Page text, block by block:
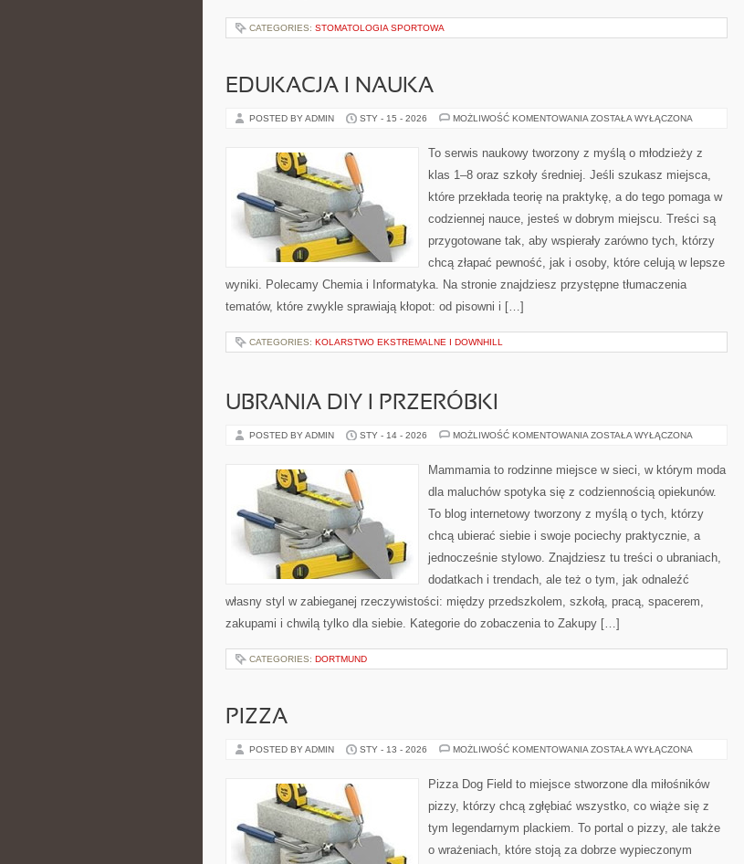
CATEGORIES: STOMATOLOGIA SPORTOWA
EDUKACJA I NAUKA
POSTED BY ADMIN STY - 15 - 2026 MOŻLIWOŚĆ KOMENTOWANIA EDUKACJA
ZOSTAŁA WYŁĄCZONA
To serwis naukowy tworzony z myślą o młodzieży z
klas 1–8 oraz szkoły średniej. Jeśli szukasz miejsca,
które przekłada teorię na praktykę, a do tego pomaga w
codziennej nauce, jesteś w dobrym miejscu. Treści są
przygotowane tak, aby wspierały zarówno tych, którzy
chcą złapać pewność, jak i osoby, które celują w lepsze
wyniki. Polecamy Chemia i Informatyka. Na stronie znajdziesz przystępne tłumaczenia
tematów, które zwykle sprawiają kłopot: od pisowni i […]
CATEGORIES: KOLARSTWO EKSTREMALNE I DOWNHILL
UBRANIA DIY I PRZERÓBKI
POSTED BY ADMIN STY - 14 - 2026 MOŻLIWOŚĆ KOMENTOWANIA UBRANIA
PRZERÓBKI
ZOSTAŁA WYŁĄCZONA
Mammamia to rodzinne miejsce w sieci, w którym moda
dla maluchów spotyka się z codziennością opiekunów.
To blog internetowy tworzony z myślą o tych, którzy
chcą ubierać siebie i swoje pociechy praktycznie, a
jednocześnie stylowo. Znajdziesz tu treści o ubraniach,
dodatkach i trendach, ale też o tym, jak odnaleźć
własny styl w zabieganej rzeczywistości: między przedszkolem, szkołą, pracą, spacerem,
zakupami i chwilą tylko dla siebie. Kategorie do zobaczenia to Zakupy […]
CATEGORIES: DORTMUND
PIZZA
POSTED BY ADMIN STY - 13 - 2026 MOŻLIWOŚĆ KOMENTOWANIA PIZZA
ZOSTAŁA WYŁĄCZONA
Pizza Dog Field to miejsce stworzone dla miłośników
pizzy, którzy chcą zgłębiać wszystko, co wiąże się z
tym legendarnym plackiem. To portal o pizzy, ale także
o wrażeniach, które stoją za dobrze wypieczonym